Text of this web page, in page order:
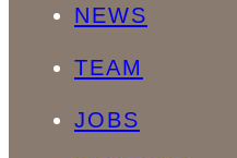
NEWS
TEAM
JOBS